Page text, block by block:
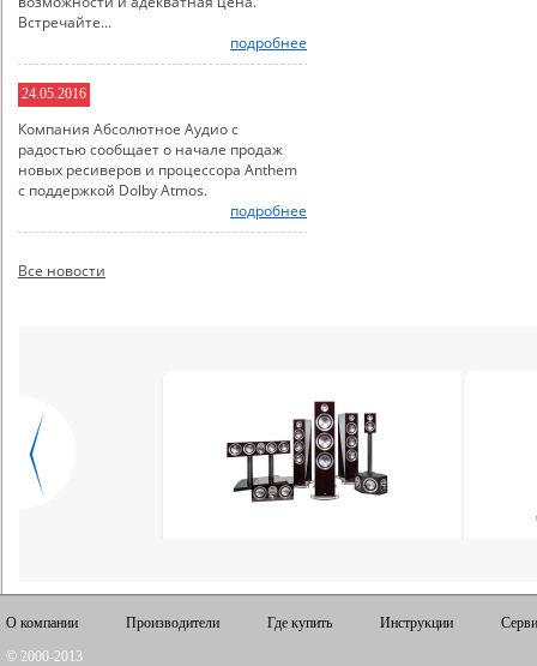
Встречайте...
подробнее
24.05.2016
Компания Абсолютное Аудио с
радостью сообщает о начале продаж
новых ресиверов и процессора Anthem
с поддержкой Dolby Atmos.
подробнее
Все новости
О компании Производители Где купить Инструкции
© 2000-2013